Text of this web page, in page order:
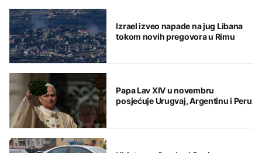
Izrael izveo napade na jug Libana
tokom novih pregovora u Rimu
Papa Lav XIV u novembru
posjećuje Urugvaj, Argentinu i Peru